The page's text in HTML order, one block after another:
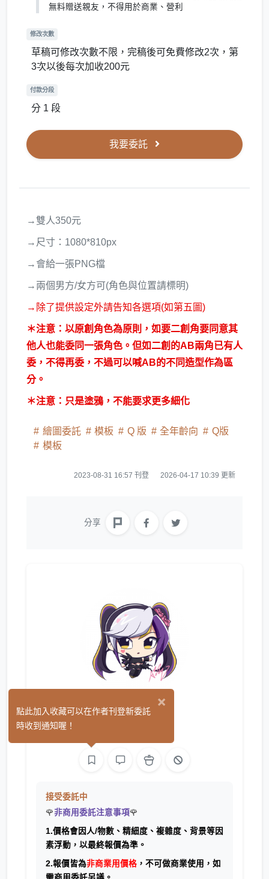
無料贈送親友，不得用於商業、營利
修改次數
草稿可修改次數不限，完稿後可免費修改2次，第
3次以後每次加收200元
付款分段
分 1 段
我要委託
→雙人350元
→尺寸：1080*810px
→會給一張PNG檔
→兩個男方/女方可(角色與位置請標明)
→除了提供設定外請告知各選項(如第五圖)
＊注意：以原創角色為原則，如要二創角要同意其
他人也能委同一張角色。但如二創的AB兩角已有人
委，不得再委，不過可以喊AB的不同造型作為區
分。
＊注意：只是塗鴉，不能要求更多細化
繪圖委託 模板 Q 版 全年齡向
Q版
模板
2023-08-31 16:57 刊登 2026-04-17 10:39 更新
分享
AI Ray
接受委託中
🌹非商用委託注意事項🌹
1.價格會因人/物數、精細度、複雜度、背景等因
素浮動，以最終報價為準。
2.報價皆為非商業用價格 ，不可做商業使用，如
×
點此加入收藏可以在作者刊登新委託
時收到通知喔！